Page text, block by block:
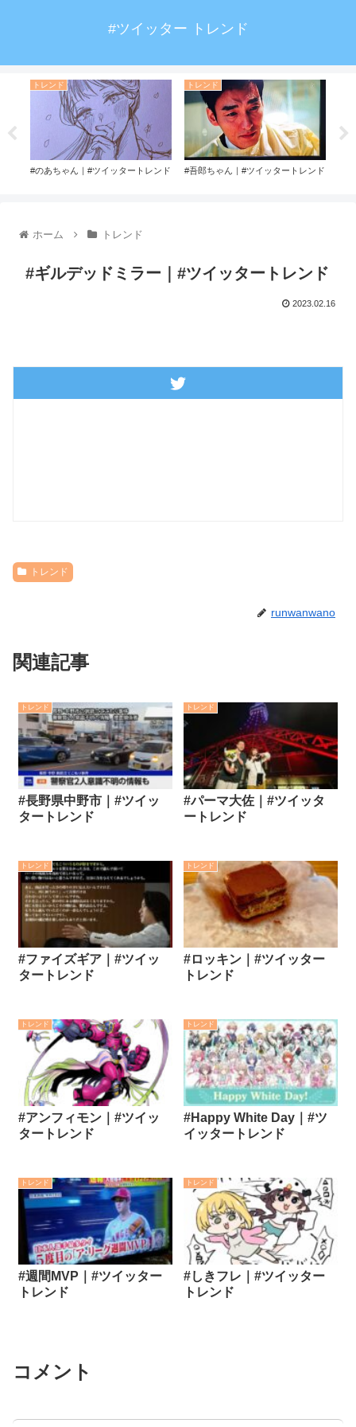
#ツイッター トレンド
トレンド
#のあちゃん｜#ツイッタートレンド
トレンド
#吾郎ちゃん｜#ツイッタートレンド
ホーム トレンド
#ギルデッドミラー｜#ツイッタートレンド
2023.02.16
トレンド
runwanwano
関連記事
トレンド
#長野県中野市｜#ツイッ
タートレンド
トレンド
#パーマ大佐｜#ツイッタ
ートレンド
トレンド
#ファイズギア｜#ツイッ
タートレンド
トレンド
#ロッキン｜#ツイッター
トレンド
トレンド
#アンフィモン｜#ツイッ
タートレンド
トレンド
#Happy White Day｜#ツ
イッタートレンド
トレンド
#週間MVP｜#ツイッター
トレンド
トレンド
#しきフレ｜#ツイッター
トレンド
コメント